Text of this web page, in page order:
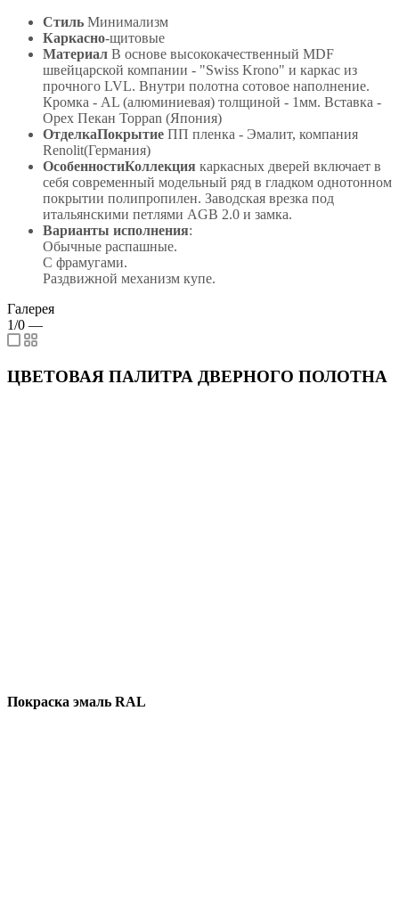
Стиль Минимализм
Каркасно-щитовые
Материал В основе высококачественный MDF
швейцарской компании - "Swiss Krono" и каркас из
прочного LVL. Внутри полотна сотовое наполнение.
Кромка - AL (алюминиевая) толщиной - 1мм. Вставка -
Орех Пекан Toppan (Япония)
ОтделкаПокрытие ПП пленка - Эмалит, компания
Renolit(Германия)
ОсобенностиКоллекция каркасных дверей включает в
себя современный модельный ряд в гладком однотонном
покрытии полипропилен. Заводская врезка под
итальянскими петлями AGB 2.0 и замка.
Варианты исполнения:
Обычные распашные.
С фрамугами.
Раздвижной механизм купе.
Галерея
1/0 —
ЦВЕТОВАЯ ПАЛИТРА ДВЕРНОГО ПОЛОТНА
Покраска эмаль RAL